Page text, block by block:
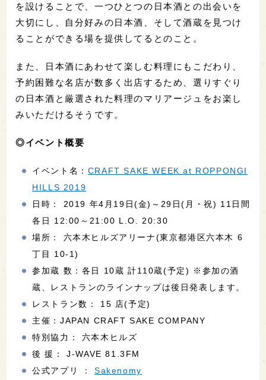
を設けることで、一つひとつの日本酒との出会いを
大切にし、自分好みの日本酒、そして酒蔵を見つけ
ることができる場を提供してるとのこと。
また、日本酒にあわせて楽しむ料理にもこだわり、
予約困難な名店が数多く出店するため、選りすぐり
の日本酒と厳選された料理のマリアージュをお楽し
みいただけるそうです。
◎イベント概要
イベント名： CRAFT SAKE WEEK at ROPPONGI
HILLS 2019
日時： 2019 年4月19日(金)～29日(月・祝) 11日間
各日 12:00～21:00 L.O. 20:30
場所： 六本木ヒルズアリーナ(東京都港区六本木 6
丁目 10-1)
参加蔵 数：各日 10蔵 計110蔵(予定) ※参加の酒
蔵、レストランのラインナップは後日発表します。
レストラン数： 15 店(予定)
主催：JAPAN CRAFT SAKE COMPANY
特別協力： 六本木ヒルズ
後 援： J-WAVE 81.3FM
公式アプリ ：Sakenomy